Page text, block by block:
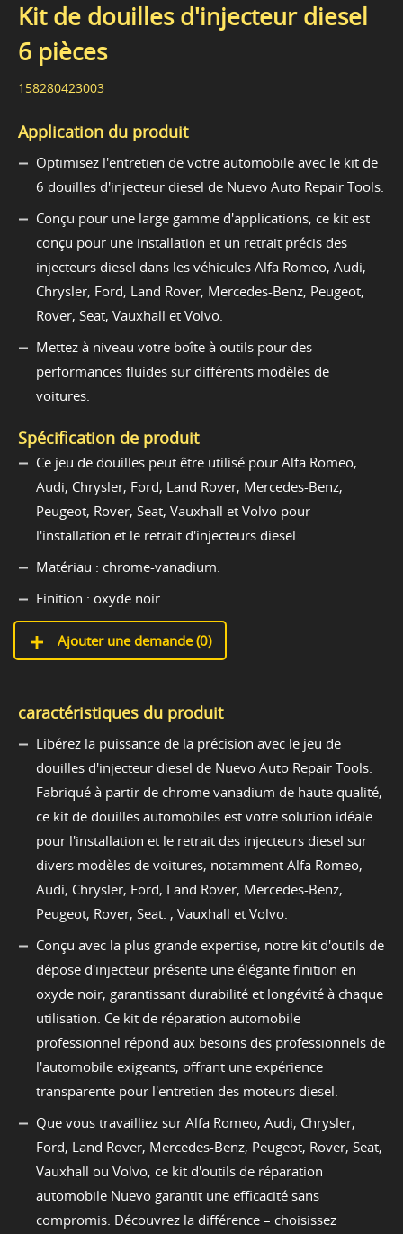
Kit de douilles d'injecteur diesel
6 pièces
158280423003
Application du produit
Optimisez l'entretien de votre automobile avec le kit de
6 douilles d'injecteur diesel de Nuevo Auto Repair Tools.
Conçu pour une large gamme d'applications, ce kit est
conçu pour une installation et un retrait précis des
injecteurs diesel dans les véhicules Alfa Romeo, Audi,
Chrysler, Ford, Land Rover, Mercedes-Benz, Peugeot,
Rover, Seat, Vauxhall et Volvo.
Mettez à niveau votre boîte à outils pour des
performances fluides sur différents modèles de
voitures.
Spécification de produit
Ce jeu de douilles peut être utilisé pour Alfa Romeo,
Audi, Chrysler, Ford, Land Rover, Mercedes-Benz,
Peugeot, Rover, Seat, Vauxhall et Volvo pour
l'installation et le retrait d'injecteurs diesel.
Matériau : chrome-vanadium.
Finition : oxyde noir.
Ajouter une demande (0)
caractéristiques du produit
Libérez la puissance de la précision avec le jeu de
douilles d'injecteur diesel de Nuevo Auto Repair Tools.
Fabriqué à partir de chrome vanadium de haute qualité,
ce kit de douilles automobiles est votre solution idéale
pour l'installation et le retrait des injecteurs diesel sur
divers modèles de voitures, notamment Alfa Romeo,
Audi, Chrysler, Ford, Land Rover, Mercedes-Benz,
Peugeot, Rover, Seat. , Vauxhall et Volvo.
Conçu avec la plus grande expertise, notre kit d'outils de
dépose d'injecteur présente une élégante finition en
oxyde noir, garantissant durabilité et longévité à chaque
utilisation. Ce kit de réparation automobile
professionnel répond aux besoins des professionnels de
l'automobile exigeants, offrant une expérience
transparente pour l'entretien des moteurs diesel.
Que vous travailliez sur Alfa Romeo, Audi, Chrysler,
Ford, Land Rover, Mercedes-Benz, Peugeot, Rover, Seat,
Vauxhall ou Volvo, ce kit d'outils de réparation
automobile Nuevo garantit une efficacité sans
compromis. Découvrez la différence – choisissez